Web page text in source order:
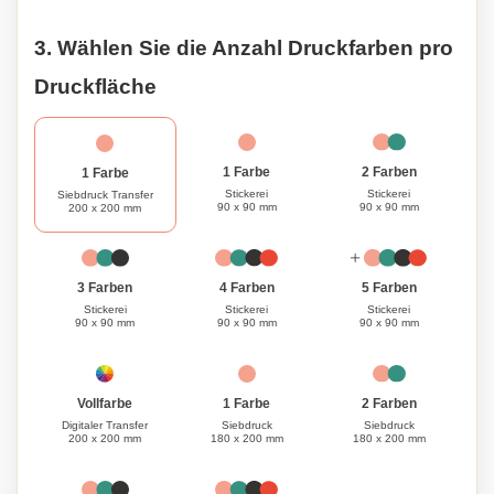
enthalten ist. Dies ermöglicht es Ihnen, Ihren Rucksack mit
Artikeln zu füllen, die auf Ihre individuellen Bedürfnisse
unserem anpassbaren Rucksack, der sowohl
Funktionalität als auch Vielseitigkeit bietet.
3. Wählen Sie die Anzahl Druckfarben pro
Druckfläche
1 Farbe
Siebdruck Transfer
200 x 200 mm
1 Farbe
Stickerei
90 x 90 mm
2 Farben
Stickerei
90 x 90 mm
3 Farben
Stickerei
90 x 90 mm
4 Farben
Stickerei
90 x 90 mm
5 Farben
Stickerei
90 x 90 mm
Vollfarbe
Digitaler Transfer
200 x 200 mm
1 Farbe
Siebdruck
180 x 200 mm
2 Farben
Siebdruck
180 x 200 mm